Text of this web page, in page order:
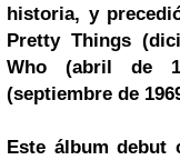
historia, y
Pretty Things
Who (abril de
(septiembre de
Este álbum